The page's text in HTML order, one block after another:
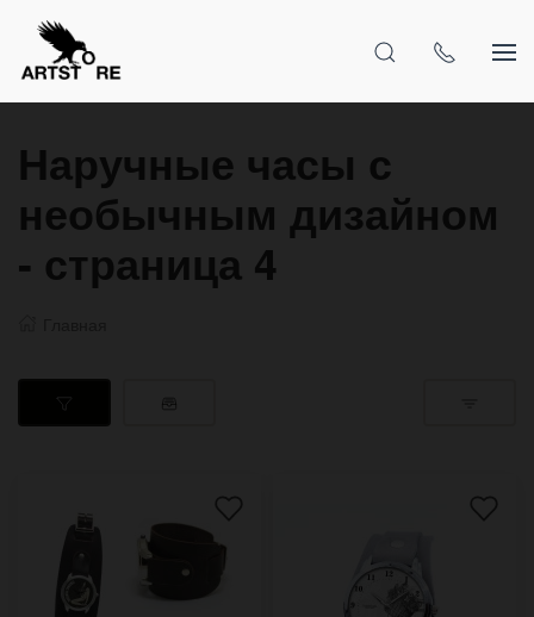
Наручные часы с
необычным дизайном
- страница 4